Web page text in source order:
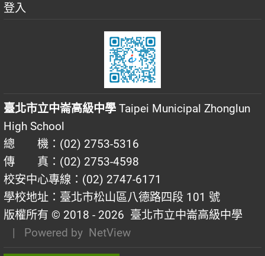
登入
臺北市立中崙高級中學 Taipei Municipal Zhonglun
High School
總 機：(02) 2753-5316
傳 真：(02) 2753-4598
校安中心專線：(02) 2747-6171
學校地址：臺北市松山區八德路四段 101 號
版權所有 © 2018 - 2026 臺北市立中崙高級中學
| Powered by NetView